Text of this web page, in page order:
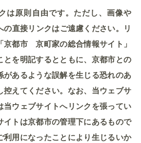
は原則自由です。ただし、画像や
の直接リンクはご遠慮ください。リ
京都市 京町家の総合情報サイト」
とを明記するとともに、京都市との
があるような誤解を生じる恐れのあ
控えてください。なお、当ウェブサ
当ウェブサイトへリンクを張ってい
イトは京都市の管理下にあるもので
利用になったことにより生じるいか